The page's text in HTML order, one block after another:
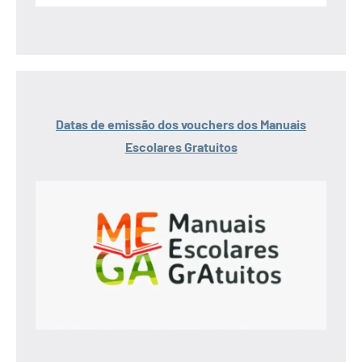
Datas de emissão dos vouchers dos Manuais
Escolares Gratuitos